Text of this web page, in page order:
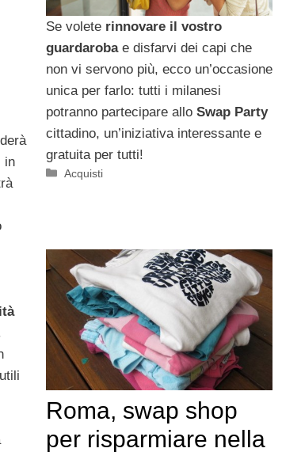
Se volete rinnovare il vostro
guardarobae disfarvi dei capi che
non vi servono più, ecco un’occasione
unica per farlo: tutti i milanesi
potranno partecipare allo Swap Party
cittadino, un’iniziativa interessante e
gratuita per tutti!
Categorie
Acquisti
in
Roma, swap shop
per risparmiare nella